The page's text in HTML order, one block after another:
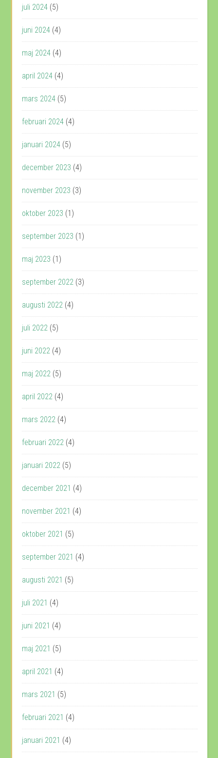
juli 2024 (5)
juni 2024 (4)
maj 2024 (4)
april 2024 (4)
mars 2024 (5)
februari 2024 (4)
januari 2024 (5)
december 2023 (4)
november 2023 (3)
oktober 2023 (1)
september 2023 (1)
maj 2023 (1)
september 2022 (3)
augusti 2022 (4)
juli 2022 (5)
juni 2022 (4)
maj 2022 (5)
april 2022 (4)
mars 2022 (4)
februari 2022 (4)
januari 2022 (5)
december 2021 (4)
november 2021 (4)
oktober 2021 (5)
september 2021 (4)
augusti 2021 (5)
juli 2021 (4)
juni 2021 (4)
maj 2021 (5)
april 2021 (4)
mars 2021 (5)
februari 2021 (4)
januari 2021 (4)